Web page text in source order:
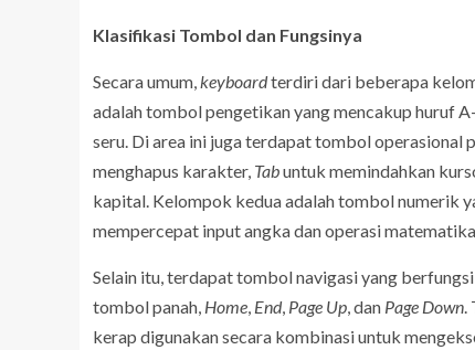
Klasifikasi Tombol dan Fungsinya
Secara umum, keyboardterdiri dari beberapa
adalah tombol pengetikan yang mencakup huruf
seru. Di area ini juga terdapat tombol operasional
menghapus karakter, Tabuntuk memindahkan
kapital. Kelompok kedua adalah tombol numerik
mempercepat input angka dan operasi matematika
Selain itu, terdapat tombol navigasi yang
tombol panah, Home End, Page Up , dan Page Down
kerap digunakan secara kombinasi untuk